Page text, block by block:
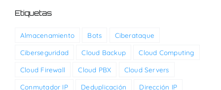
Etiquetas
Almacenamiento Bots Ciberataque
Ciberseguridad Cloud Backup Cloud Computing
Cloud Firewall Cloud PBX Cloud Servers
Conmutador IP Deduplicación Dirección IP